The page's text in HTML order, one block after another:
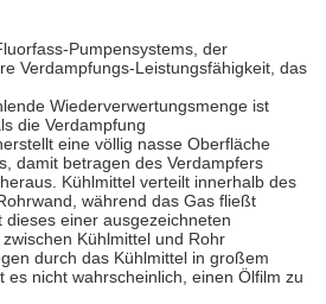
Pumpensystems, der
Verdampfungs-Leistungsfähigkeit, das
Wiederverwertungsmenge ist
die Verdampfung
eine völlig nasse Oberfläche
damit betragen des Verdampfers
Kühlmittel verteilt innerhalb des
während das Gas fließt
einer ausgezeichneten
Kühlmittel und Rohr
durch das Kühlmittel in großem
es nicht wahrscheinlich, einen Ölfilm zu